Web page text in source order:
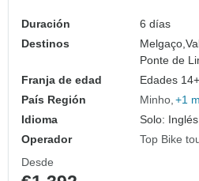
Duración
6 días
Destinos
Melgaço,
Ponte de
Franja de edad
Edades 14+
País Región
Minho +1
Idioma
Solo:
Operador
Top Bike
Desde